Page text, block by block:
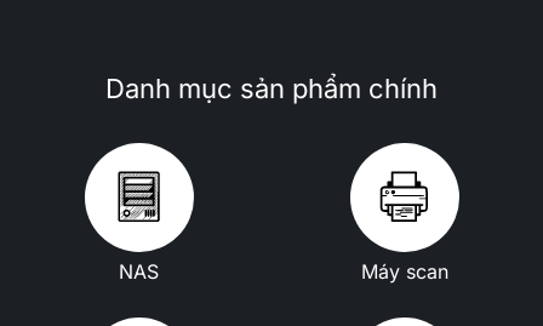
Danh mục sản phẩm chính
NAS Máy scan